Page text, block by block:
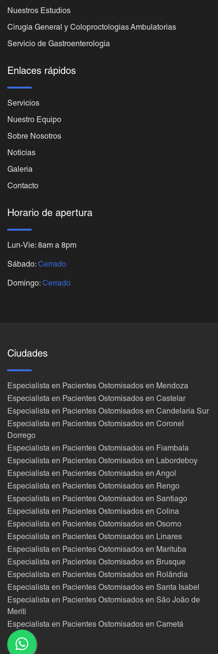
Nuestros Estudios
Cirugia General y Coloproctologias Ambulatorias
Servicio de Gastroenterologia
Enlaces rápidos
Servicios
Nuestro Equipo
Sobre Nosotros
Noticias
Galeria
Contacto
Horario de apertura
Lun-Vie: 8am a 8pm
Sábado: Cerrado
Domingo: Cerrado
Ciudades
Especialista en Pacientes Ostomisados en Mendoza
Especialista en Pacientes Ostomisados en Castelar
Especialista en Pacientes Ostomisados en Candelaria Sur
Especialista en Pacientes Ostomisados en Coronel
Dorrego
Especialista en Pacientes Ostomisados en Fiambala
Especialista en Pacientes Ostomisados en Labordeboy
Especialista en Pacientes Ostomisados en Angol
Especialista en Pacientes Ostomisados en Rengo
Especialista en Pacientes Ostomisados en Santiago
Especialista en Pacientes Ostomisados en Colina
Especialista en Pacientes Ostomisados en Osorno
Especialista en Pacientes Ostomisados en Linares
Especialista en Pacientes Ostomisados en Marituba
Especialista en Pacientes Ostomisados en Brusque
Especialista en Pacientes Ostomisados en Rolândia
Especialista en Pacientes Ostomisados en Santa Isabel
Especialista en Pacientes Ostomisados en São João de
Meriti
Especialista en Pacientes Ostomisados en Cametá